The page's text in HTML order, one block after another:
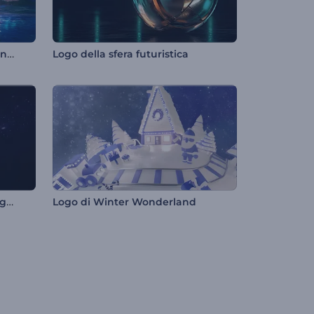
Introduzione alla luna crescente del Ramadan Logo della sfera futuristica
Rivelazione del logo di Starflight: una scena traballante Logo di Winter Wonderland